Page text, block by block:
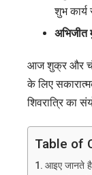
शुभ
अभिजीत
आज शुक्र और
के लिए
शिवरात्रि का
Table of
आइए जानते